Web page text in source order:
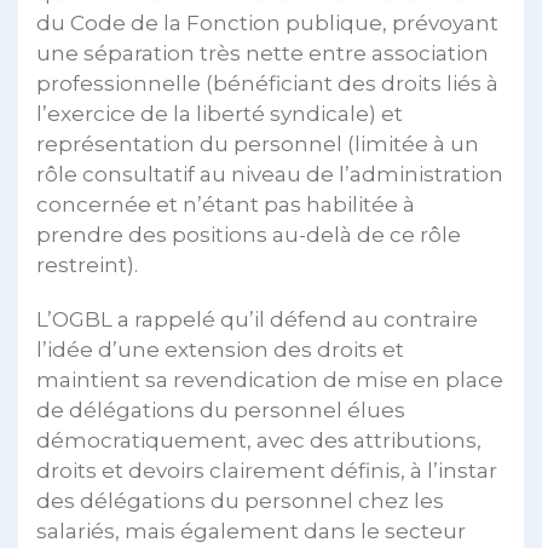
du Code de la Fonction publique, prévoyant
une séparation très nette entre association
professionnelle (bénéficiant des droits liés à
l’exercice de la liberté syndicale) et
représentation du personnel (limitée à un
rôle consultatif au niveau de l’administration
concernée et n’étant pas habilitée à
prendre des positions au-delà de ce rôle
restreint).
L’OGBL a rappelé qu’il défend au contraire
l’idée d’une extension des droits et
maintient sa revendication de mise en place
de délégations du personnel élues
démocratiquement, avec des attributions,
droits et devoirs clairement définis, à l’instar
des délégations du personnel chez les
salariés, mais également dans le secteur